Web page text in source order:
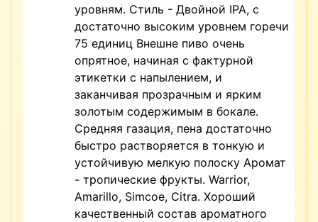
уровням. Стиль - Двойной IPA, с
достаточно высоким уровнем горечи
75 единиц Внешне пиво очень
опрятное, начиная с фактурной
этикетки с напылением, и
заканчивая прозрачным и ярким
золотым содержимым в бокале.
Средняя газация, пена достаточно
быстро растворяется в тонкую и
устойчивую мелкую полоску Аромат
- тропические фрукты. Warrior,
Amarillo, Simcoe, Citra. Хороший
качественный состав ароматного